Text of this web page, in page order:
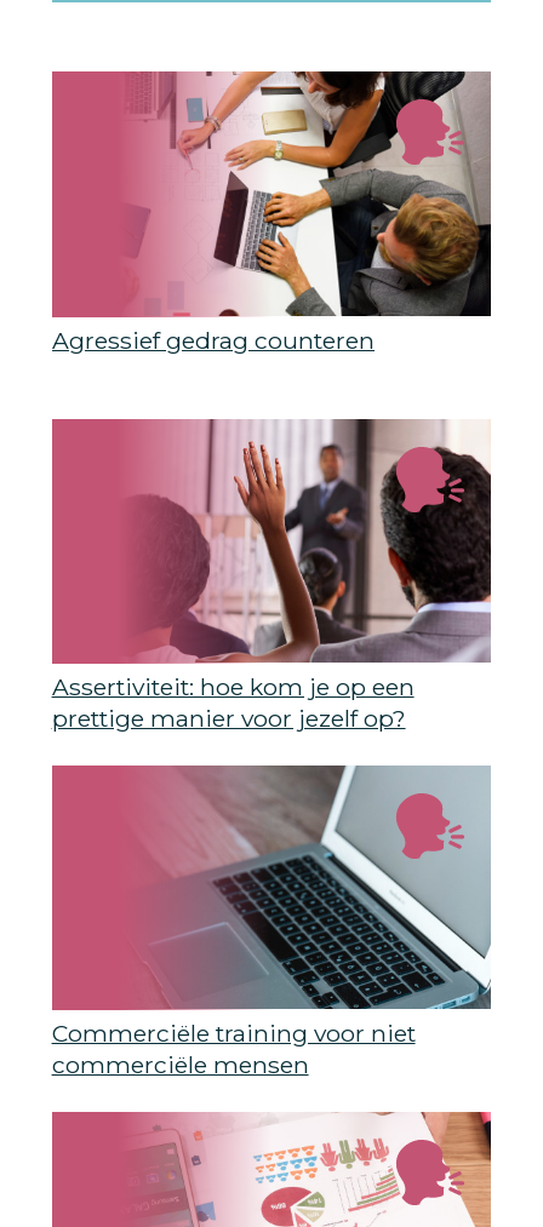
Agressief gedrag counteren
Assertiviteit: hoe kom je op een
prettige manier voor jezelf op?
Commerciële training voor niet
commerciële mensen